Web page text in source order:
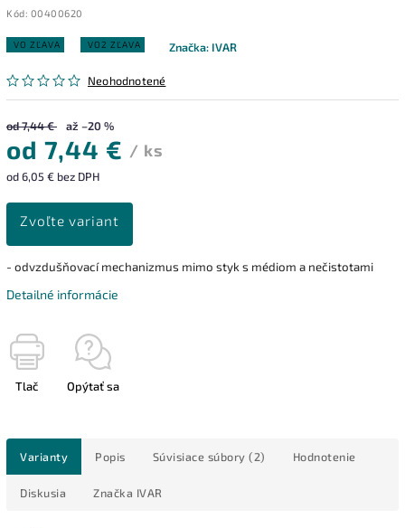
Kód: 00400620
VO ZĽAVA VO2 ZĽAVA
Neohodnotené
Značka: IVAR
od 7,44 € až –20 %
od 7,44 € / ks
od6,05 € bez DPH
Zvoľte variant
- odvzdušňovací mechanizmus mimo styk s médiom a nečistotami
Detailné informácie
Tlač Opýtať sa
Varianty Popis Súvisiace súbory (2) Hodnotenie
Diskusia Značka IVAR